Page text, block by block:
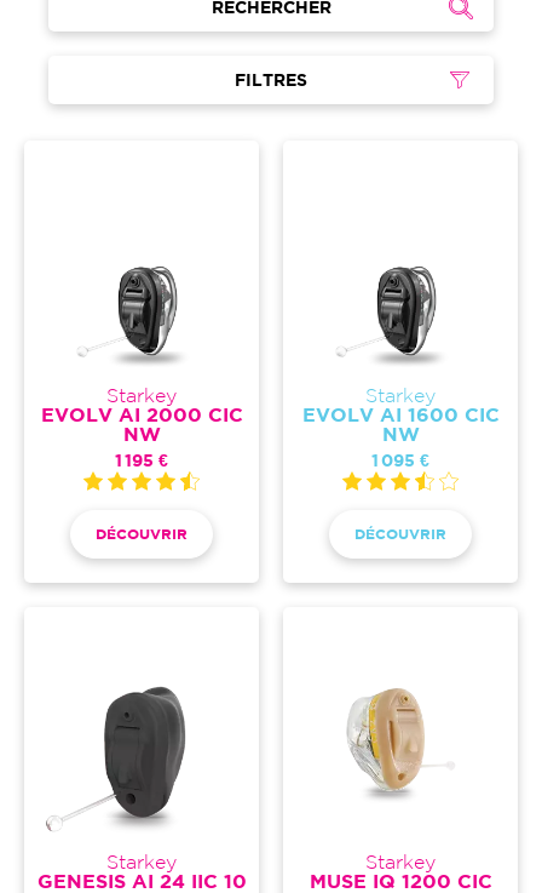
RECHERCHER
FILTRES
Starkey
EVOLV AI 2000 CIC
NW
1 195 €
DÉCOUVRIR
Starkey
EVOLV AI 1600 CIC
NW
1 095 €
DÉCOUVRIR
Starkey
GENESIS AI 24 IIC 10
Starkey
MUSE IQ 1200 CIC